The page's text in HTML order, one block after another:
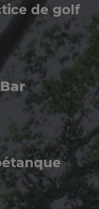
de golf